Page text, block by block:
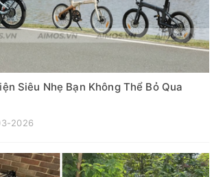
Siêu Nhẹ Bạn Không Thể Bỏ Qua
2026